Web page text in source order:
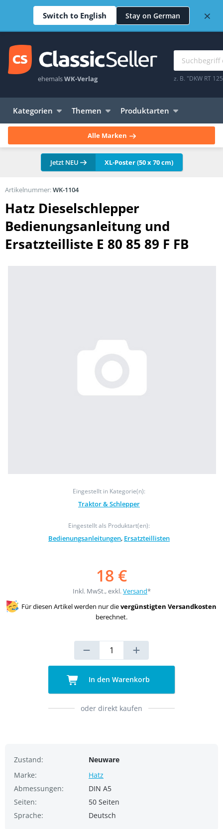
Switch to English Stay on German ×
ehemalsWK-Verlag z. B. "DKW RT
Kategorien Themen Produktarten
Alle Marken
Jetzt NEU XL-Poster (50 x 70 cm)
Hatz Dieselschlepper
Bedienungsanleitung und
Ersatzteilliste E 80 85 89 F FB
Eingestellt in Kategorie(n):
Traktor & Schlepper
Eingestellt als Produktart(en):
Bedienungsanleitungen, Ersatzteillisten
Artikelnummer:WK-1104
18 €
Inkl. MwSt., exkl.Versand*
Für diesen Artikel werden nur dievergünstigten Versandkosten
berechnet.
In den Warenkorb
oder direkt kaufen
Zustand:
Neuware
Marke:
Hatz
Abmessungen:
DIN A5
Seiten:
50 Seiten
Sprache:
Deutsch